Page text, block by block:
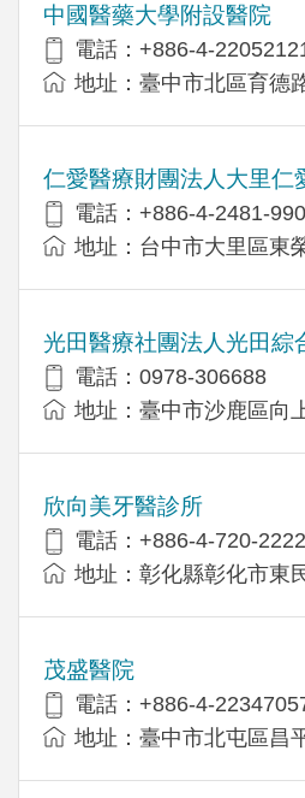
中國醫藥大學附設醫院
電話：+886-4-
地址：臺中市北區育德
仁愛醫療財團法人大里仁
電話：+886-4-2481-
地址：台中市大里區東
光田醫療社團法人光田綜
電話：0978-306688
地址：臺中市沙鹿區向
欣向美牙醫診所
電話：+886-4-720-2222
地址：彰化縣彰化市東
茂盛醫院
電話：+886-4-
地址：臺中市北屯區昌